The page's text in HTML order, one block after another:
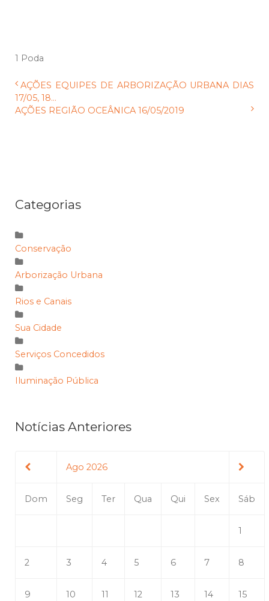
1 Poda
AÇÕES EQUIPES DE ARBORIZAÇÃO URBANA DIAS
17/05, 18...
AÇÕES REGIÃO OCEÂNICA 16/05/2019
Categorias
Conservação
Arborização Urbana
Rios e Canais
Sua Cidade
Serviços Concedidos
Iluminação Pública
Notícias Anteriores
Ago 2026
Dom Seg Ter Qua Qui Sex Sáb
1
2 3 4 5 6 7 8
9 10 11 12 13 14 15